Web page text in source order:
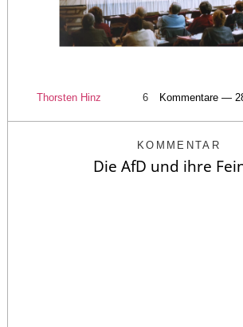
Thorsten Hinz 6 Kommentare —
KOMMENTAR
Die AfD und ihre